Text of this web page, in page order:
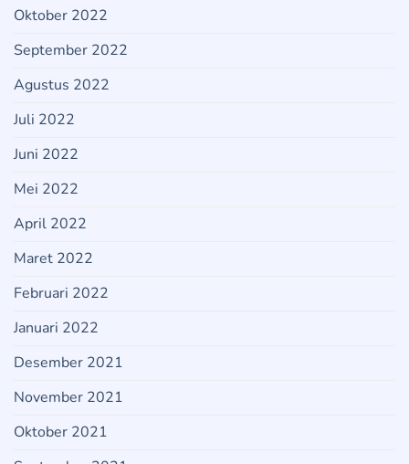
Oktober 2022
September 2022
Agustus 2022
Juli 2022
Juni 2022
Mei 2022
April 2022
Maret 2022
Februari 2022
Januari 2022
Desember 2021
November 2021
Oktober 2021